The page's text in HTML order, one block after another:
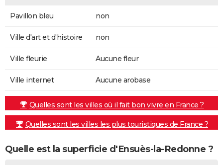
Pavillon bleu non
Ville d'art et d'histoire non
Ville fleurie Aucune fleur
Ville internet Aucune arobase
Quelles sont les villes où il fait bon vivre en France ?
Quelles sont les villes les plus touristiques de France ?
Quelle est la superficie d'Ensuès-la-Redonne ?